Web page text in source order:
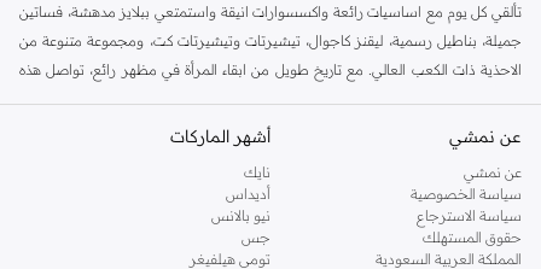
تألقي كل يوم مع اساسيات رائعة واكسسوارات انيقة واستمتعي ببلايز مدهشة، فساتين
جميلة، بناطيل رسمية، ليقنز كاجوال، تيشيرتات وتيشيرتات كت، ومجموعة متنوعة من
الاحذية ذات الكعب العالي. مع تاريخ طويل من ابقاء المرأة في مظهر رائع، تواصل هذه
كنت تقومين بتجديد خزانة ملابسك الملائمة للعمل، البحث عن فستان مثالي للحفلات او
اليه.
تسوقي دوروثي بيركنز اون لاين مسقط
تسوقي دوروثي بيركنز اون لاين من نمشي واستمتعي باكثر من الف ستايل من مجموعة
عن نمشي
عن نمشي
سياسة الخصوصية
سياسة الاسترجاع
حقوق المستهلك
المملكة العربية السعودية
أشهر الماركات
نايك
أديداس
نيو بالانس
جس
تومي هيلفيغر